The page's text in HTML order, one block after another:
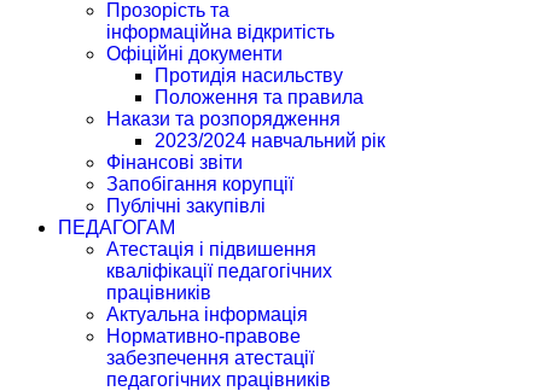
Прозорість та
інформаційна відкритість
Офіційні документи
Протидія насильству
Положення та правила
Накази та розпорядження
2023/2024 навчальний рік
Фінансові звіти
Запобігання корупції
Публічні закупівлі
ПЕДАГОГАМ
Атестація і підвишення
кваліфікації педагогічних
працівників
Актуальна інформація
Нормативно-правове
забезпечення атестації
педагогічних працівників